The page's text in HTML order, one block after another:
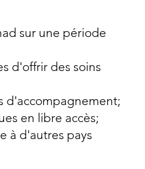
sur une période
d'offrir des soins
d'accompagnement;
en libre accès;
à d'autres pays